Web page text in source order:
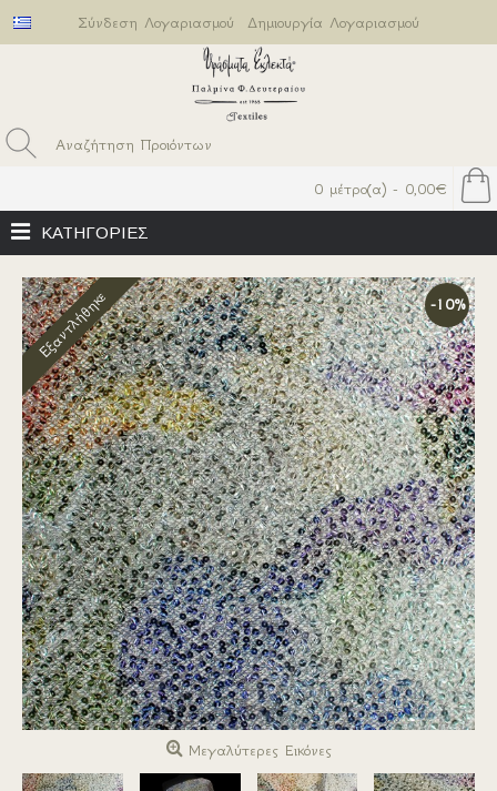
Σύνδεση Λογαριασμού Δημιουργία Λογαριασμού
0 μέτρο(α) - 0,00€
ΚΑΤΗΓΟΡΙΕΣ
-10%
Εξαντλήθηκε
Μεγαλύτερες Εικόνες